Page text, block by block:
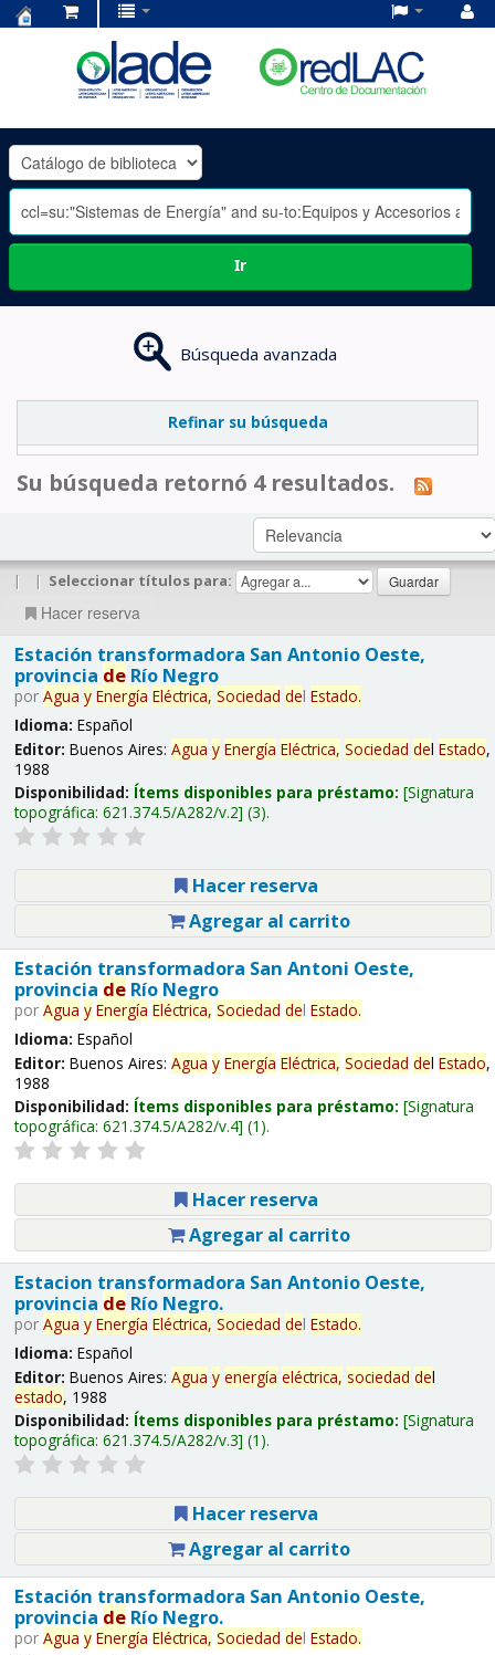
OLADE
-
Ir
Búsqueda avanzada
Refinar su búsqueda
Su búsqueda retornó 4 resultados.
| | Seleccionar títulos para:
Hacer reserva
Estación transformadora San Antonio Oeste,
provincia deRío Negro
por Agua y Energía Eléctrica, Sociedad del Estado.
Idioma: Español
Editor: Buenos Aires: Agua y Energía Eléctrica, Sociedad del Estado,
1988
Disponibilidad: Ítems disponibles para préstamo: Signatura
topográfica: 621.374.5/A282/v.2 (3).
Hacer reserva
Agregar al carrito
Estación transformadora San Antoni Oeste,
provincia deRío Negro
por Agua y Energía Eléctrica, Sociedad del Estado.
Idioma: Español
Editor: Buenos Aires: Agua y Energía Eléctrica, Sociedad del Estado,
1988
Disponibilidad: Ítems disponibles para préstamo: Signatura
topográfica: 621.374.5/A282/v.4 (1).
Hacer reserva
Agregar al carrito
Estacion transformadora San Antonio Oeste,
provincia deRío Negro.
por Agua y Energía Eléctrica, Sociedad del Estado.
Idioma: Español
Editor: Buenos Aires: Agua y energía eléctrica, sociedad del
estado, 1988
Disponibilidad: Ítems disponibles para préstamo: Signatura
topográfica: 621.374.5/A282/v.3 (1).
Hacer reserva
Agregar al carrito
Estación transformadora San Antonio Oeste,
provincia deRío Negro.
por Agua y Energía Eléctrica, Sociedad del Estado.